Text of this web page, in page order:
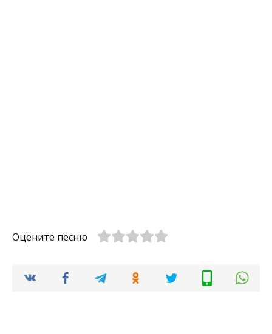
Оцените песню